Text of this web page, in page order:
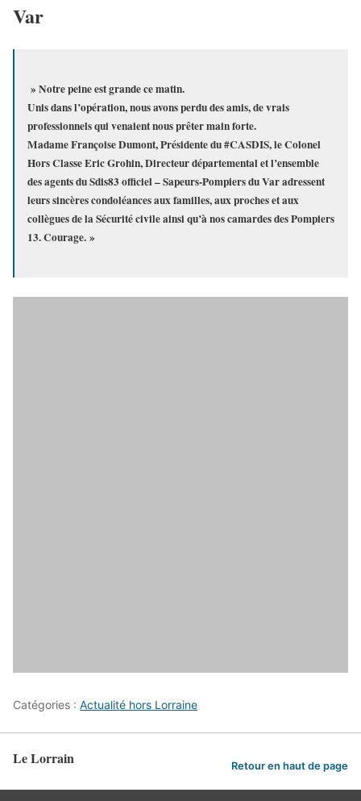
Var
» Notre peine est grande ce matin.
Unis dans l’opération, nous avons perdu des amis, de vrais
professionnels qui venaient nous prêter main forte.
Madame Françoise Dumont, Présidente du #CASDIS, le Colonel
Hors Classe Eric Grohin, Directeur départemental et l’ensemble
des agents du Sdis83 officiel – Sapeurs-Pompiers du Var adressent
leurs sincères condoléances aux familles, aux proches et aux
collègues de la Sécurité civile ainsi qu’à nos camardes des Pompiers
13. Courage. »
Catégories : Actualité hors Lorraine
Le Lorrain Retour en haut de page